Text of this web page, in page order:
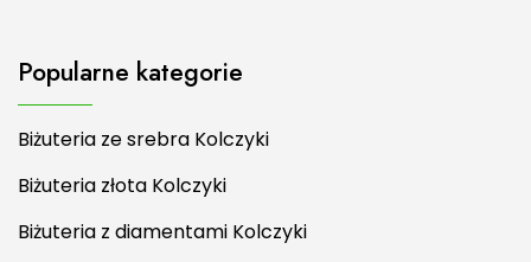
Popularne kategorie
Biżuteria ze srebra Kolczyki
Biżuteria złota Kolczyki
Biżuteria z diamentami Kolczyki